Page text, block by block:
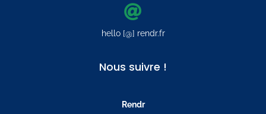
hello [@] rendr.fr
Nous suivre !
Rendr